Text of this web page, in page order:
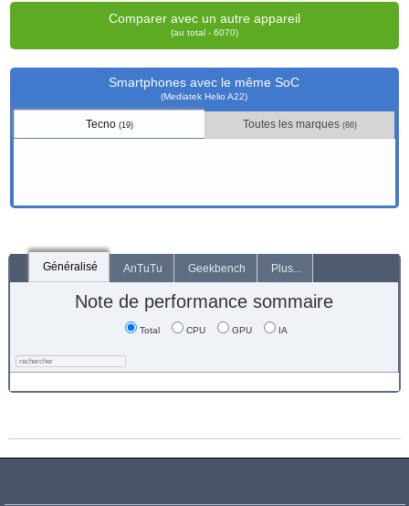
Comparer avec un autre appareil
(au total - 6070)
Smartphones avec le même SoC
(Mediatek Helio A22)
Tecno(19) Toutes les marques(86)
Généralisé AnTuTu Geekbench Plus...
Note de performance sommaire
Total CPU GPU IA